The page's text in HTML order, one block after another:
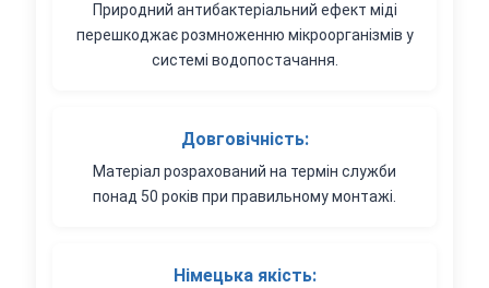
Природний антибактеріальний ефект міді
перешкоджає розмноженню мікроорганізмів у
системі водопостачання.
Довговічність:
Матеріал розрахований на термін служби
понад 50 років при правильному монтажі.
Німецька якість: